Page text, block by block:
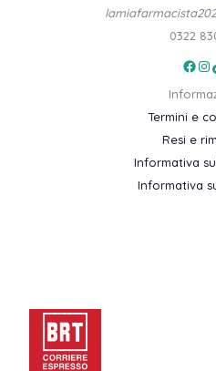
0322
Termini e
Resi e
Informativa
Informativa